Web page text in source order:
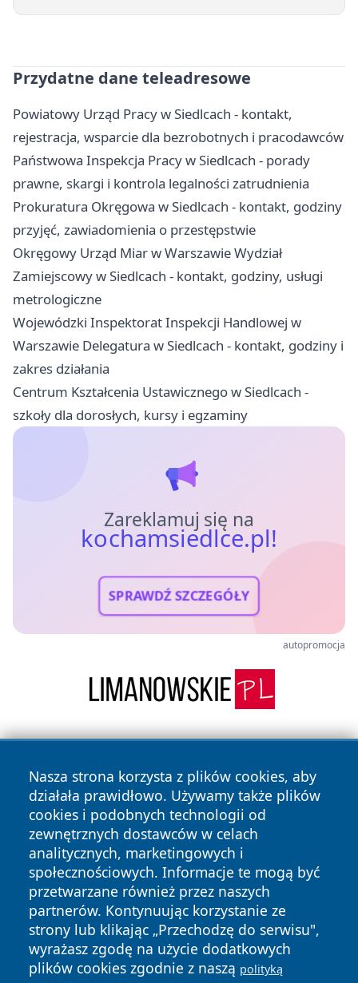
Przydatne dane teleadresowe
Powiatowy Urząd Pracy w Siedlcach - kontakt,
rejestracja, wsparcie dla bezrobotnych i pracodawców
Państwowa Inspekcja Pracy w Siedlcach - porady
prawne, skargi i kontrola legalności zatrudnienia
Prokuratura Okręgowa w Siedlcach - kontakt, godziny
przyjęć, zawiadomienia o przestępstwie
Okręgowy Urząd Miar w Warszawie Wydział
Zamiejscowy w Siedlcach - kontakt, godziny, usługi
metrologiczne
Wojewódzki Inspektorat Inspekcji Handlowej w
Warszawie Delegatura w Siedlcach - kontakt, godziny i
zakres działania
Centrum Kształcenia Ustawicznego w Siedlcach -
szkoły dla dorosłych, kursy i egzaminy
Zareklamuj się na
kochamsiedlce.pl!
SPRAWDŹ SZCZEGÓŁY
autopromocja
Nasza strona korzysta z plików cookies, aby
działała prawidłowo. Używamy także plików
cookies i podobnych technologii od
zewnętrznych dostawców w celach
analitycznych, marketingowych i
społecznościowych. Informacje te mogą być
przetwarzane również przez naszych
partnerów. Kontynuując korzystanie ze
strony lub klikając „Przechodzę do serwisu",
wyrażasz zgodę na użycie dodatkowych
plików cookies zgodnie z naszą polityką
Copyright © 2026 kochamsiedlce.pl Wszystkie prawa
zastrzeżone.
News Autorzy
Polityka
Prywatności
Polityka
Cookies